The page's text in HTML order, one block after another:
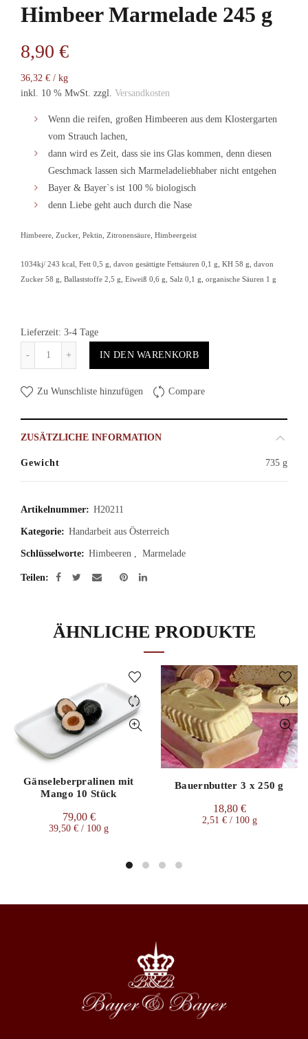
Himbeer Marmelade 245 g
8,90 €
36,32 € / kg
inkl. 10 % MwSt. zzgl. Versandkosten
Wenn die reifen, großen Himbeeren aus dem Klostergarten
vom Strauch lachen,
dann wird es Zeit, dass sie ins Glas kommen, denn diesen
Geschmack lassen sich Marmeladeliebhaber nicht entgehen
Bayer & Bayer`s ist 100 % biologisch
denn Liebe geht auch durch die Nase
Himbeere, Zucker, Pektin, Zitronensäure, Himbeergeist
1034kj/ 243 kcal, Fett 0,5 g, davon gesättigte Fettsäuren 0,1 g, KH 58 g, davon
Zucker 58 g, Ballaststoffe 2,5 g, Eiweiß 0,6 g, Salz 0,1 g, organische Säuren 1 g
Lieferzeit: 3-4 Tage
Anzahl
IN DEN WARENKORB
Zu Wunschliste hinzufügen Compare
ZUSÄTZLICHE INFORMATION
Gewicht 735 g
Artikelnummer: H20211
Kategorie: Handarbeit aus Österreich
Schlüsselworte: Himbeeren , Marmelade
Teilen
ÄHNLICHE PRODUKTE
Gänseleberpralinen mit
Mango 10 Stück
79,00 €
39,50 € / 100 g
Bauernbutter 3 x 250 g
18,80 €
2,51 €/ 100 g